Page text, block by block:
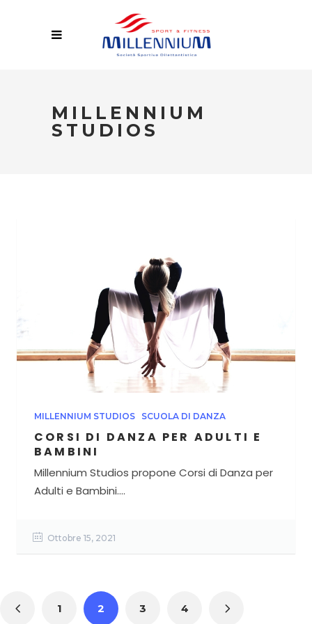
MILLENNIUM
STUDIOS
MILLENNIUM STUDIOS SCUOLA DI DANZA
CORSI DI DANZA PER ADULTI E
BAMBINI
Millennium Studios propone Corsi di Danza per
Adulti e Bambini....
Ottobre 15, 2021
1 2 3 4